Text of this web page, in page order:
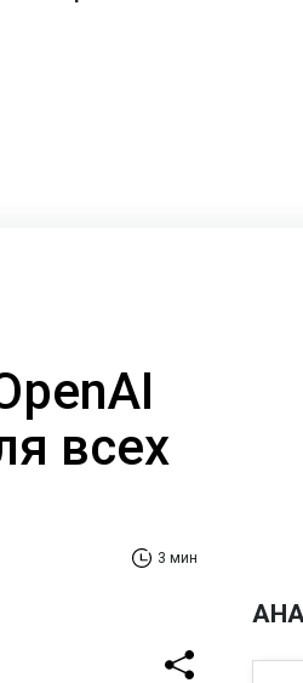
всех
3 мин